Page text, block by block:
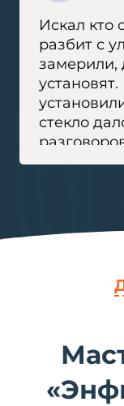
Искал кто
разбит с
замерили,
стекло